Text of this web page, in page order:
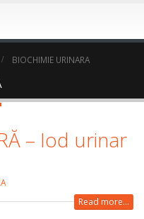
BIOCHIMIE URINARA
– Iod urinar
Read more...